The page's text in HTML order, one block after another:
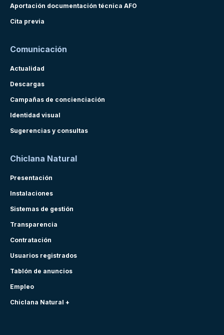
Aportación documentación técnica AFO
Cita previa
Comunicación
Actualidad
Descargas
Campañas de concienciación
Identidad visual
Sugerencias y consultas
Chiclana Natural
Presentación
Instalaciones
Sistemas de gestión
Transparencia
Contratación
Usuarios registrados
Tablón de anuncios
Empleo
Chiclana Natural +